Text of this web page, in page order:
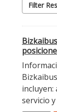
Filter
incluyen:
servicio